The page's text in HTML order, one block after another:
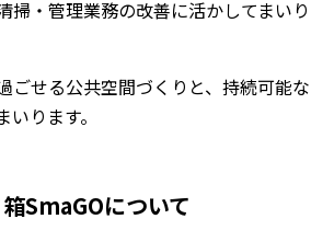
掃・管理業務の改善に活かしてまいり
ごせる公共空間づくりと、持続可能な
ります。
SmaGOについて